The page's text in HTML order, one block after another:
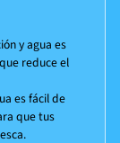
y agua es
reduce el
es fácil de
que tus